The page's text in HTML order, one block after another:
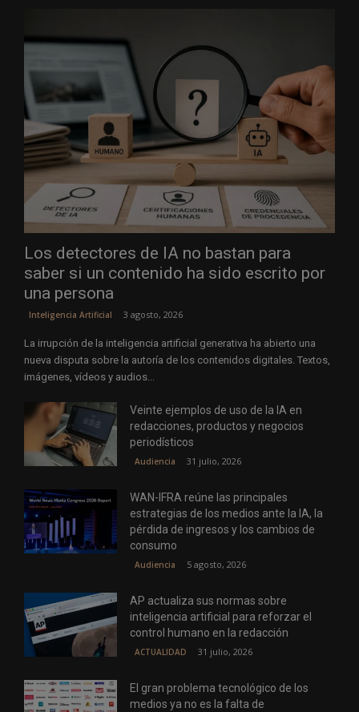
Los detectores de IA no bastan para
saber si un contenido ha sido escrito por
una persona
Inteligencia Artificial 3 agosto, 2026
La irrupción de la inteligencia artificial generativa ha abierto una
nueva disputa sobre la autoría de los contenidos digitales. Textos,
imágenes, vídeos y audios...
Veinte ejemplos de uso de la IA en
redacciones, productos y negocios
periodísticos
Audiencia 31 julio, 2026
WAN-IFRA reúne las principales
estrategias de los medios ante la IA, la
pérdida de ingresos y los cambios de
consumo
Audiencia 5 agosto, 2026
AP actualiza sus normas sobre
inteligencia artificial para reforzar el
control humano en la redacción
ACTUALIDAD 31 julio, 2026
El gran problema tecnológico de los
medios ya no es la falta de